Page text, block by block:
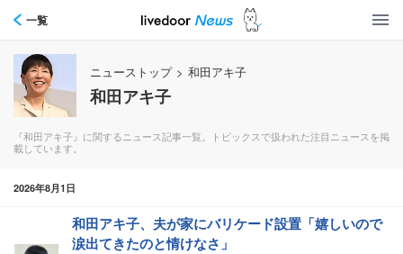
一覧
ニューストップ > 和田アキ子
和田アキ子
『和田アキ子』に関するニュース記事一覧。トピックスで扱われた注目ニュースを掲
載しています。
2026年8月1日
和田アキ子、夫が家にバリケード設置「嬉しいので
涙出てきたのと情けなさ」